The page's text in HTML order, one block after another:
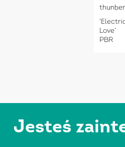
Love'
PBR
Jesteś